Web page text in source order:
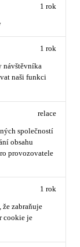
1 rok
návštěvníka
naši funkci
1 rok
společností
obsahu
provozovatele
relace
zabraňuje
cookie je
1 rok